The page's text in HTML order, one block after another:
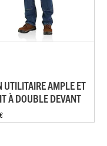
UTILITAIRE AMPLE ET
À DOUBLE DEVANT